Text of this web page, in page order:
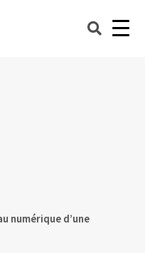
numérique d’une